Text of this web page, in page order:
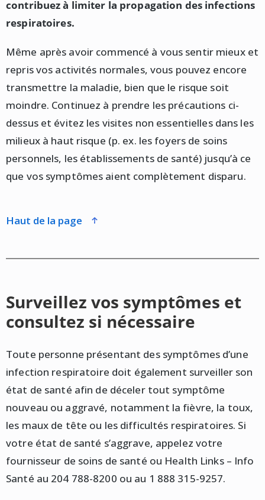
contribuez à limiter la propagation des infections
respiratoires.
Même après avoir commencé à vous sentir mieux et
repris vos activités normales, vous pouvez encore
transmettre la maladie, bien que le risque soit
moindre. Continuez à prendre les précautions ci-
dessus et évitez les visites non essentielles dans les
milieux à haut risque (p. ex. les foyers de soins
personnels, les établissements de santé) jusqu’à ce
que vos symptômes aient complètement disparu.
haut de la page
Surveillez vos symptômes et
consultez si nécessaire
Toute personne présentant des symptômes d’une
infection respiratoire doit également surveiller son
état de santé afin de déceler tout symptôme
nouveau ou aggravé, notamment la fièvre, la toux,
les maux de tête ou les difficultés respiratoires. Si
votre état de santé s’aggrave, appelez votre
fournisseur de soins de santé ou Health Links – Info
Santé au 204 788-8200 ou au 1 888 315-9257.